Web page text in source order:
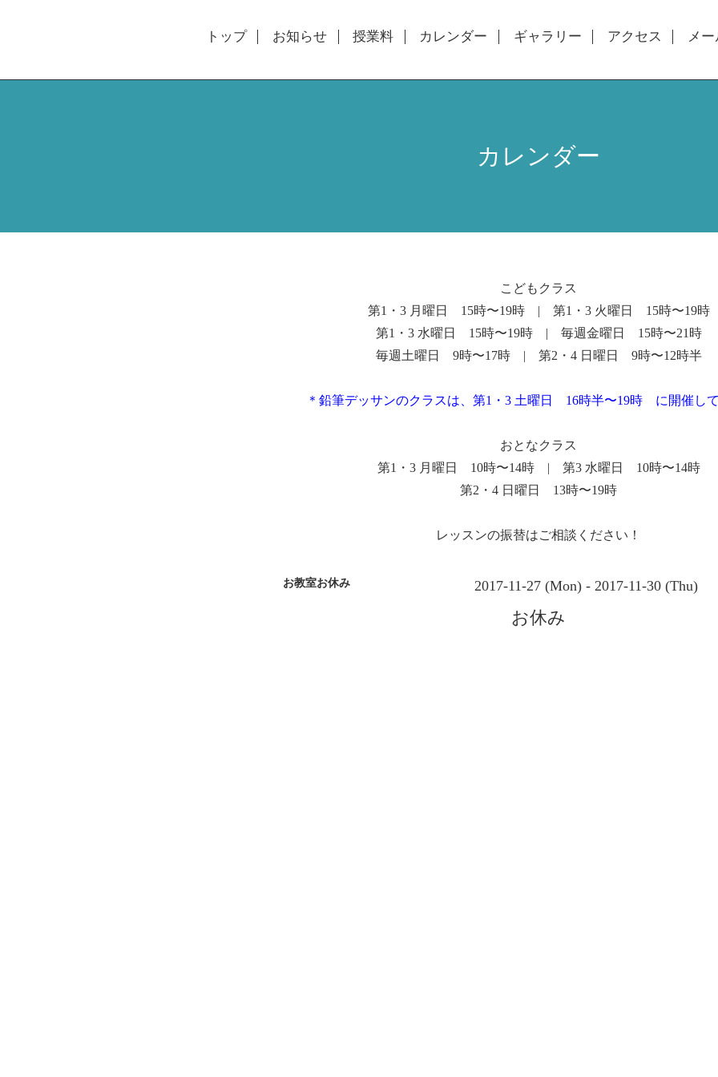
トップ お知らせ 授業料 カレンダー ギャラリー アクセス メ
カレンダー
こどもクラス
第1・3 月曜日 15時〜19時 | 第1・3 火曜日 15時〜19時
第1・3 水曜日 15時〜19時 | 毎週金曜日 15時〜21時
毎週土曜日 9時〜17時 | 第2・4 日曜日 9時〜12時半
＊鉛筆デッサンのクラスは、第1・3 土曜日 16時半〜19時 に開催し
おとなクラス
第1・3 月曜日 10時〜14時 | 第3 水曜日 10時〜14時
第2・4 日曜日 13時〜19時
レッスンの振替はご相談ください！
お教室お休み 2017-11-27 (Mon) - 2017-11-30 (Thu)
お休み